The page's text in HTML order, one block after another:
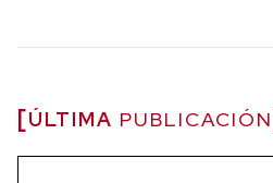
ÚLTIMA PUBLICACIÓN